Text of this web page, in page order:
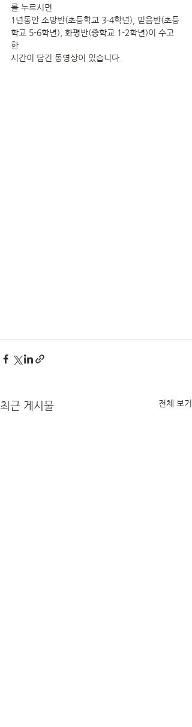
를 누르시면
1년동안 소망반(초등학교 3-4학년), 믿음반(초등
학교 5-6학년), 화평반(중학교 1-2학년)이 수고
한
시간이 담긴 동영상이 있습니다.
최근 게시물 전체 보기